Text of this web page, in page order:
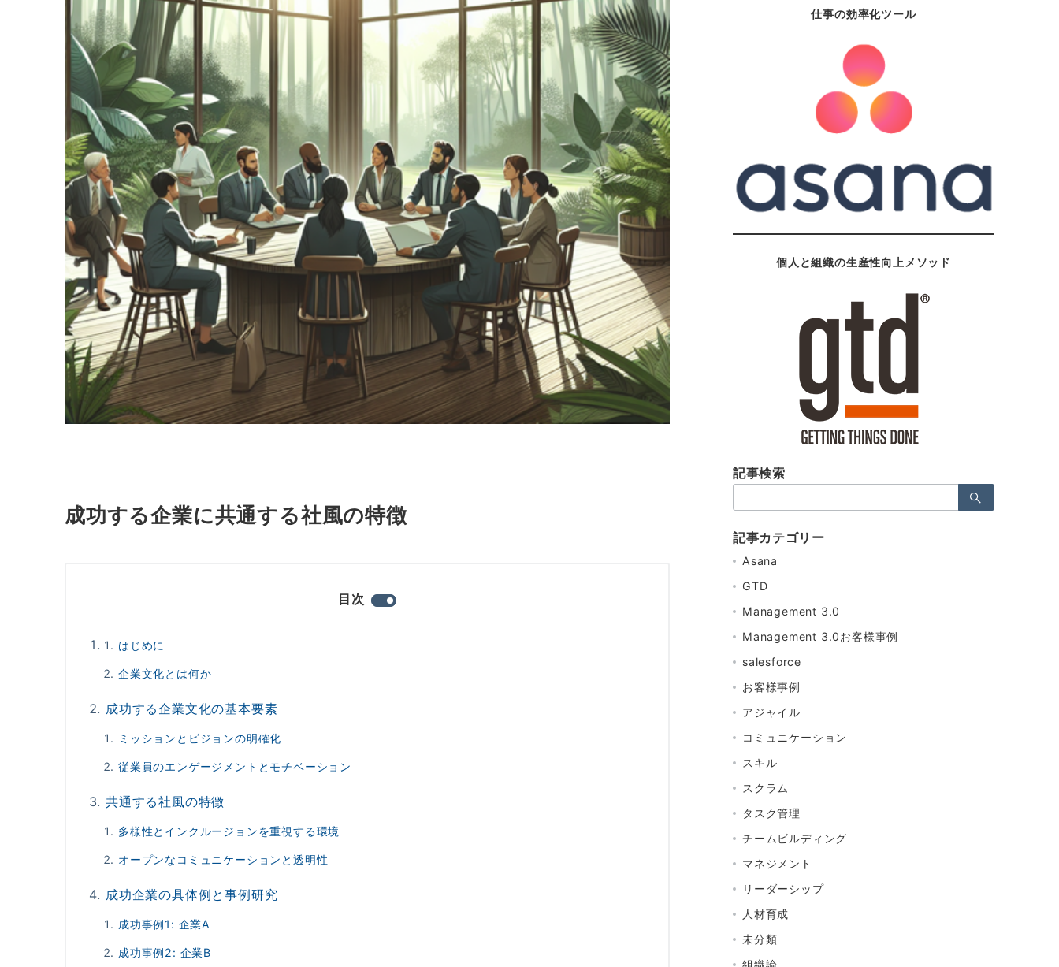
成功する企業に共通する社風の特徴
目次
はじめに
企業文化とは何か
成功する企業文化の基本要素
ミッションとビジョンの明確化
従業員のエンゲージメントとモチベーション
共通する社風の特徴
多様性とインクルージョンを重視する環境
オープンなコミュニケーションと透明性
成功企業の具体例と事例研究
成功事例1: 企業A
成功事例2: 企業B
仕事の効率化ツール
個人と組織の生産性向上メソッド
記事検索
索：
記事カテゴリー
Asana
GTD
Management 3.0
Management 3.0お客様事例
salesforce
お客様事例
アジャイル
コミュニケーション
スキル
スクラム
タスク管理
チームビルディング
マネジメント
リーダーシップ
人材育成
未分類
組織論